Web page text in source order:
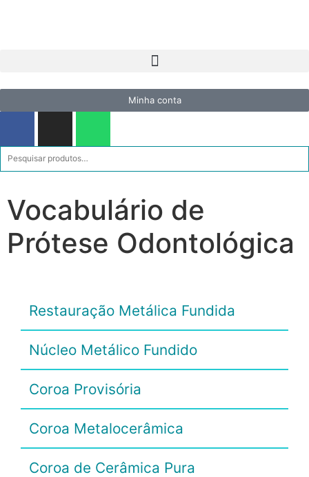
Minha conta
Vocabulário de
Prótese Odontológica
Restauração Metálica Fundida
Núcleo Metálico Fundido
Coroa Provisória
Coroa Metalocerâmica
Coroa de Cerâmica Pura